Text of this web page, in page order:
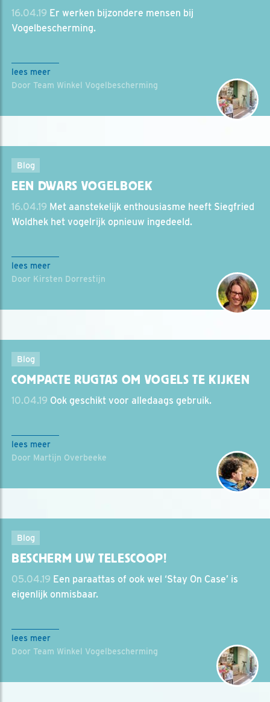
16.04.19 Er werken bijzondere mensen bij
Vogelbescherming.
lees meer
Door Team Winkel Vogelbescherming
Blog
EEN DWARS VOGELBOEK
16.04.19 Met aanstekelijk enthousiasme heeft Siegfried
Woldhek het vogelrijk opnieuw ingedeeld.
lees meer
Door Kirsten Dorrestijn
Blog
COMPACTE RUGTAS OM VOGELS TE KIJKEN
10.04.19 Ook geschikt voor alledaags gebruik.
lees meer
Door Martijn Overbeeke
Blog
BESCHERM UW TELESCOOP!
05.04.19 Een paraattas of ook wel ‘Stay On Case’ is
eigenlijk onmisbaar.
lees meer
Door Team Winkel Vogelbescherming